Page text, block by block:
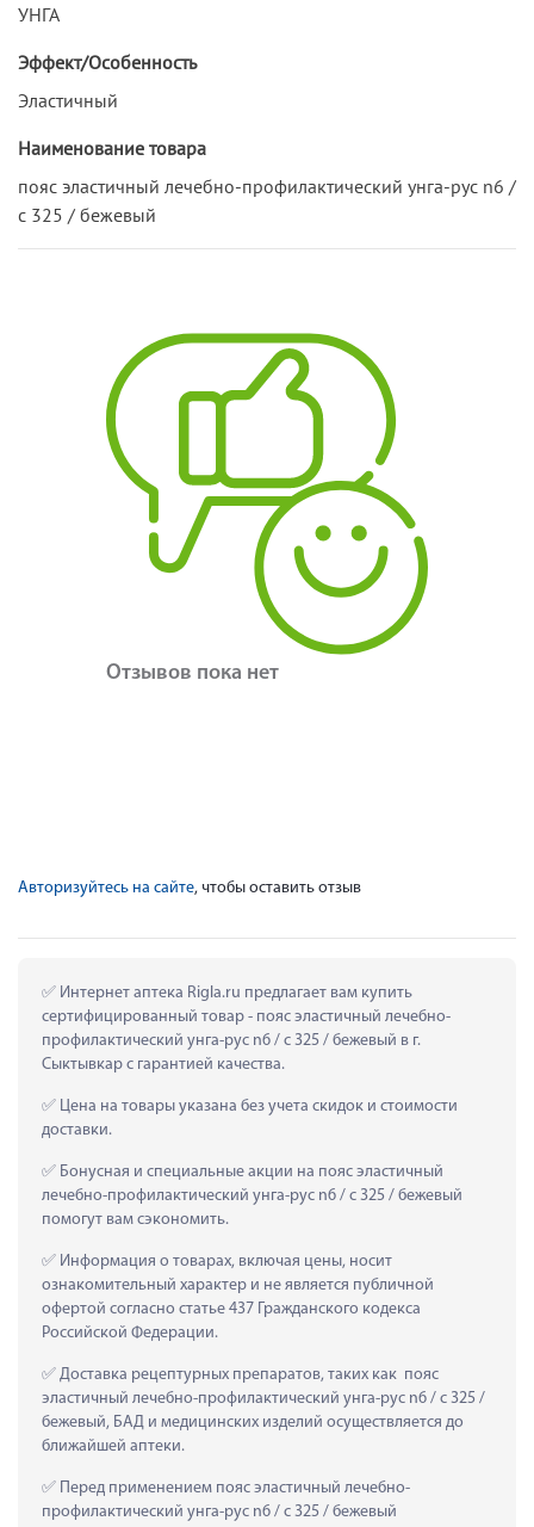
УНГА
Эффект/Особенность
Эластичный
Наименование товара
пояс эластичный лечебно-профилактический унга-рус n6 /
с 325 / бежевый
Отзывов пока нет
Авторизуйтесь на сайте, чтобы оставить отзыв
Интернет аптека Rigla.ru предлагает вам купить
сертифицированный товар - пояс эластичный лечебно-
профилактический унга-рус n6 / с 325 / бежевый в г.
Сыктывкар с гарантией качества.
Цена на товары указана без учета скидок и стоимости
доставки.
Бонусная и специальные акции на пояс эластичный
лечебно-профилактический унга-рус n6 / с 325 / бежевый
помогут вам сэкономить.
Информация о товарах, включая цены, носит
ознакомительный характер и не является публичной
офертой согласно статье 437 Гражданского кодекса
Российской Федерации.
Доставка рецептурных препаратов, таких как  пояс
эластичный лечебно-профилактический унга-рус n6 / с 325 /
бежевый, БАД и медицинских изделий осуществляется до
ближайшей аптеки.
Перед применением пояс эластичный лечебно-
профилактический унга-рус n6 / с 325 / бежевый